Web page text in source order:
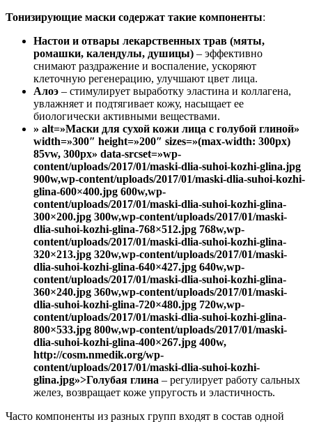
Тонизирующие маски содержат такие компоненты:
Настои и отвары лекарственных трав (мяты,
ромашки, календулы, душицы) – эффективно
снимают раздражение и воспаление, ускоряют
клеточную регенерацию, улучшают цвет лица.
Алоэ – стимулирует выработку эластина и коллагена,
увлажняет и подтягивает кожу, насыщает ее
биологически активными веществами.
» alt=»Маски для сухой кожи лица с голубой глиной»
width=»300″ height=»200″ sizes=»(max-width: 300px)
85vw, 300px» data-srcset=»wp-
content/uploads/2017/01/maski-dlia-suhoi-kozhi-glina.jpg
900w,wp-content/uploads/2017/01/maski-dlia-suhoi-kozhi-
glina-600×400.jpg 600w,wp-
content/uploads/2017/01/maski-dlia-suhoi-kozhi-glina-
300×200.jpg 300w,wp-content/uploads/2017/01/maski-
dlia-suhoi-kozhi-glina-768×512.jpg 768w,wp-
content/uploads/2017/01/maski-dlia-suhoi-kozhi-glina-
320×213.jpg 320w,wp-content/uploads/2017/01/maski-
dlia-suhoi-kozhi-glina-640×427.jpg 640w,wp-
content/uploads/2017/01/maski-dlia-suhoi-kozhi-glina-
360×240.jpg 360w,wp-content/uploads/2017/01/maski-
dlia-suhoi-kozhi-glina-720×480.jpg 720w,wp-
content/uploads/2017/01/maski-dlia-suhoi-kozhi-glina-
800×533.jpg 800w,wp-content/uploads/2017/01/maski-
dlia-suhoi-kozhi-glina-400×267.jpg 400w,
http://cosm.nmedik.org/wp-
content/uploads/2017/01/maski-dlia-suhoi-kozhi-
glina.jpg»>Голубая глина – регулирует работу сальных
желез, возвращает коже упругость и эластичность.
Часто компоненты из разных групп входят в состав одной